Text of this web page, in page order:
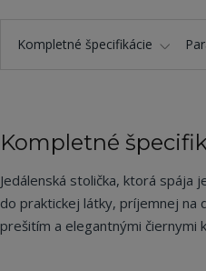
Kompletné špecifikácie
Kompletné
Jedálenská stolička, ktorá spája
do praktickej látky, príjemnej na
prešitím a elegantnými